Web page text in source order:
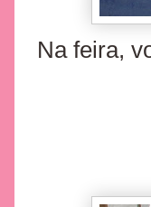
Na feira,